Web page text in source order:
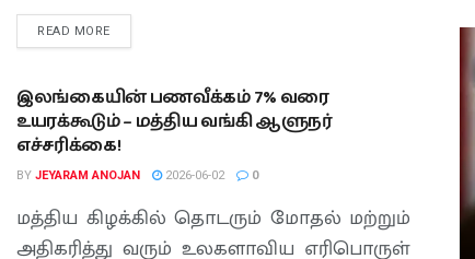
READ MORE
இலங்கையின் பணவீக்கம் 7% வரை
உயரக்கூடும் – மத்திய வங்கி ஆளுநர்
எச்சரிக்கை!
BY JEYARAM ANOJAN 2026-06-02 0
மத்திய கிழக்கில் தொடரும் மோதல் மற்றும்
அதிகரித்து வரும் உலகளாவிய எரிபொருள்